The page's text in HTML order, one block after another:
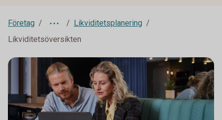
Företag
Likviditetsplanering
Likviditetsöversikten